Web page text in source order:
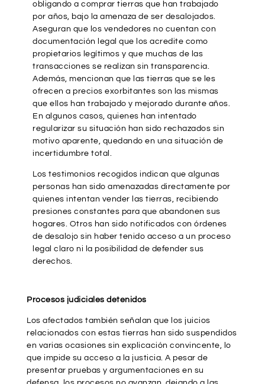
obligando a comprar tierras que han trabajado
por años, bajo la amenaza de ser desalojados.
Aseguran que los vendedores no cuentan con
documentación legal que los acredite como
propietarios legítimos y que muchas de las
transacciones se realizan sin transparencia.
Además, mencionan que las tierras que se les
ofrecen a precios exorbitantes son las mismas
que ellos han trabajado y mejorado durante años.
En algunos casos, quienes han intentado
regularizar su situación han sido rechazados sin
motivo aparente, quedando en una situación de
incertidumbre total.
Los testimonios recogidos indican que algunas
personas han sido amenazadas directamente por
quienes intentan vender las tierras, recibiendo
presiones constantes para que abandonen sus
hogares. Otros han sido notificados con órdenes
de desalojo sin haber tenido acceso a un proceso
legal claro ni la posibilidad de defender sus
derechos.
Procesos judiciales detenidos
Los afectados también señalan que los juicios
relacionados con estas tierras han sido suspendidos
en varias ocasiones sin explicación convincente, lo
que impide su acceso a la justicia. A pesar de
presentar pruebas y argumentaciones en su